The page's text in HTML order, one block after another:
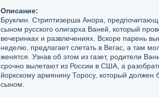
Описание:
Бруклин. Стриптизерша Анора,
сыном русского олигарха Ваней, который
вечеринках и развлечениях. Вскоре парень
неделю, предлагает слетать в Вегас, а там
женятся. Узнав об этом из газет, родители
срочно вылетают из России в США, а
йоркскому армянину Торосу, который должен
сыном.